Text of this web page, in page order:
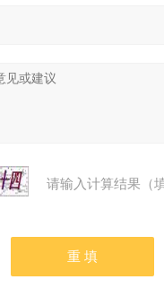
请输入计算结果（